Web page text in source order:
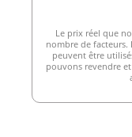
Le prix réel que
nombre de facteurs.
peuvent être
pouvons revendre